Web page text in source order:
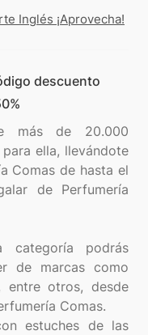
Inglés ¡Aprovecha!
descuento
más de 20.000
ella, llevándote
Comas de hasta el
de Perfumería
categoría podrás
de marcas como
entre otros, desde
Comas.
estuches de las